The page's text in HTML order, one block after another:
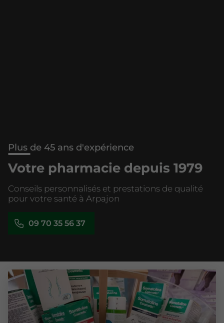
Plus de 45 ans d'expérience
Votre pharmacie depuis 1979
Conseils personnalisés et prestations de qualité
pour votre santé à Arpajon
09 70 35 56 37